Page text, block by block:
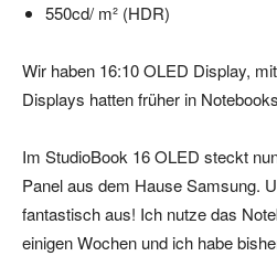
550cd/ m² (HDR)
Wir haben 16:10 OLED Display,
Displays hatten früher in
Im StudioBook 16 OLED steckt
Panel aus dem Hause Samsung.
fantastisch aus! Ich nutze das
einigen Wochen und ich habe